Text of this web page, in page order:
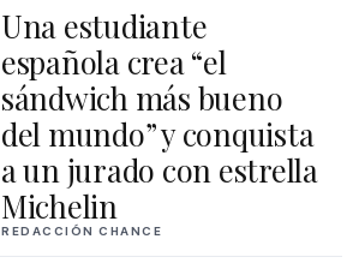
Una estudiante
española crea “el
sándwich más bueno
del mundo” y conquista
a un jurado con estrella
Michelin
REDACCIÓN CHANCE